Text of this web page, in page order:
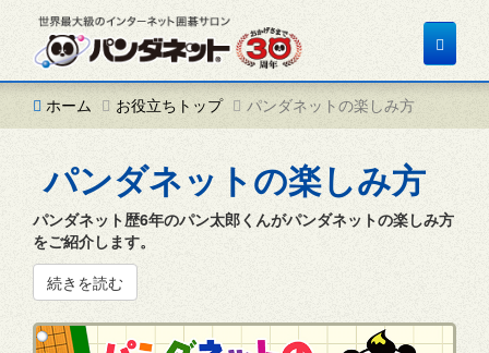
Toggle
ホーム
お役立ちトップ パンダネットの楽しみ方
パンダネットの楽しみ方
パンダネット歴6年のパン太郎くんがパンダネットの楽しみ方
をご紹介します。
続きを読む